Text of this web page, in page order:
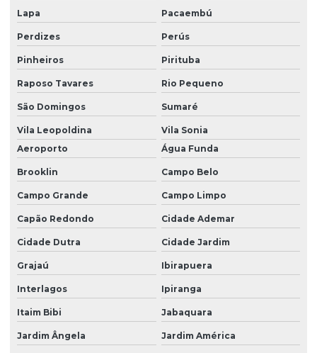
Dedetização em empresas
Dedetização contra escorpião
Dedetização escorpião
Dedetização de formigas
Dedetização de formigas doceiras
Dedetização hospitalar
Dedetização indústria de alimentos
Dedetização industrial
Dedetização de indústrias
Dedetização para infestação
Dedetização de insetos
Dedetização insetos voadores
Dedetização mosquito da dengue
Dedetização contra pernilongos
Lapa Pacaembú
Perdizes Perús
Pinheiros Pirituba
Raposo Tavares Rio Pequeno
São Domingos Sumaré
Vila Leopoldina
Vila Sonia
Aeroporto
Água Funda
Brooklin Campo Belo
Campo Grande Campo Limpo
Capão Redondo Cidade Ademar
Cidade Dutra Cidade Jardim
Grajaú Ibirapuera
Interlagos Ipiranga
Itaim Bibi Jabaquara
Jardim Ângela Jardim América